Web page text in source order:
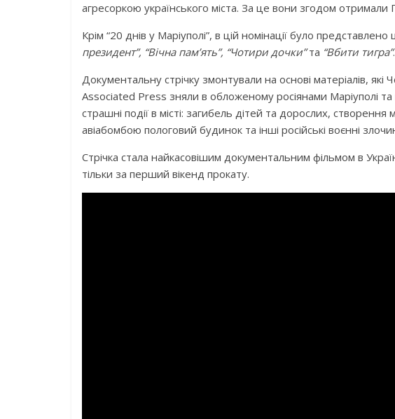
агресоркою українського міста. За це вони згодом отримали
Крім “20 днів у Маріуполі”, в цій номінації було
президент”, “Вічна пам’ять”, “Чотири дочки”та “Вбити тигра”.
Документальну стрічку змонтували на основі матеріалів,
Associated Press зняли в обложеному росіянами Маріуполі та
страшні події в місті: загибель дітей та дорослих,
авіабомбою пологовий будинок та інші російські воєнні
Стрічка стала найкасовішим документальним фільмом в
тільки за перший вікенд прокату.